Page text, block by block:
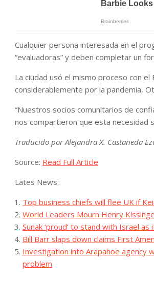
Cualquier persona interesada en el
“evaluadoras” y deben completar un
La ciudad usó el mismo proceso con
considerablemente por la pandemia,
“Nuestros socios comunitarios de
nos compartieron que esta necesidad
Traducido por Alejandra X. Castañeda
Source: Read Full Article
Lates News:
Top business chiefs will flee UK if
World Leaders Mourn Henry
Sunak ‘proud’ to stand with Israel
Bill Barr slaps down claims First
Investigation into Arapahoe agency
problem